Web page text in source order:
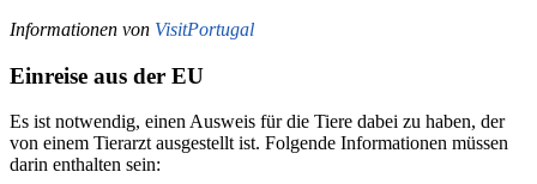
Informationen von VisitPortugal
Einreise aus der EU
Es ist notwendig, einen Ausweis für die Tiere dabei zu haben, der
von einem Tierarzt ausgestellt ist. Folgende Informationen müssen
darin enthalten sein: